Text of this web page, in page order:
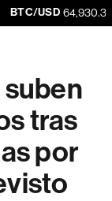
64,930.39
tras
por